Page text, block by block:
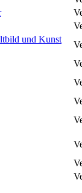
und Kunst